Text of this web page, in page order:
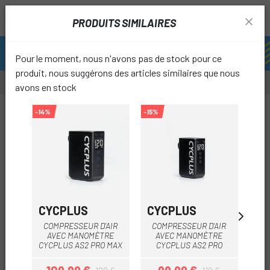
PRODUITS SIMILAIRES
Pour le moment, nous n'avons pas de stock pour ce
produit, nous suggérons des articles similaires que nous
avons en stock
-14%
CYCPLUS
COMPRESSEUR D'AIR
AVEC MANOMÈTRE
CYCPLUS AS2 PRO MAX
-15%
CYCPLUS
COMPRESSEUR D'AIR
AVEC MANOMÈTRE
CYCPLUS AS2 PRO